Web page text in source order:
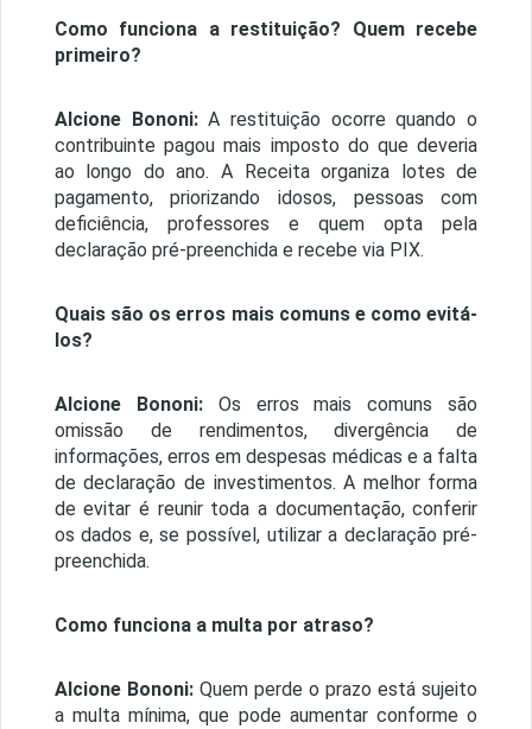
Como funciona a restituição? Quem recebe
primeiro?
Alcione Bononi:A restituição ocorre quando o
contribuinte pagou mais imposto do que deveria
ao longo do ano. A Receita organiza lotes de
pagamento, priorizando idosos, pessoas com
deficiência, professores e quem opta pela
declaração pré-preenchida e recebe via PIX.
Quais são os erros mais comuns e como evitá-
los?
Alcione Bononi:Os erros mais comuns são
omissão de rendimentos, divergência de
informações, erros em despesas médicas e a falta
de declaração de investimentos. A melhor forma
de evitar é reunir toda a documentação, conferir
os dados e, se possível, utilizar a declaração pré-
preenchida.
Como funciona a multa por atraso?
Alcione Bononi:Quem perde o prazo está sujeito
a multa mínima, que pode aumentar conforme o